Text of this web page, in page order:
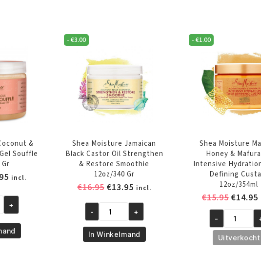
Cream
14oz/397gr
aantal
Hair
Pudding
14oz/397
gr
aantal
&
Souffle
Huidige
is:
€11.95.
incl.
+
- €3.00
Shea Moisture Jamaican
Black Castor Oil Strengthen
& Restore Smoothie
12oz/340 Gr
€16.95 Oorspronkelijke
was:
€16.95.
€13.95Huidige
is:
€13.95.
incl.
Shea
Moisture
Jamaican
- +
In Winkelmand
- €1.00
Shea Moisture
Honey &
Intensive
Defining
12oz/354ml
€15.95
was:
€15.95.
€14.95
Shea
Moisture
Manuka
-
Uitverkocht